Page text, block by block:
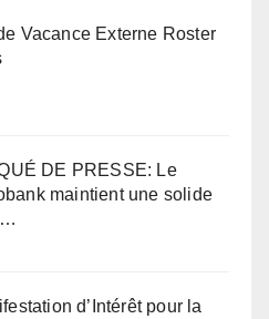
Vacance Externe Roster
DE PRESSE: Le
maintient une solide
d’Intérêt pour la